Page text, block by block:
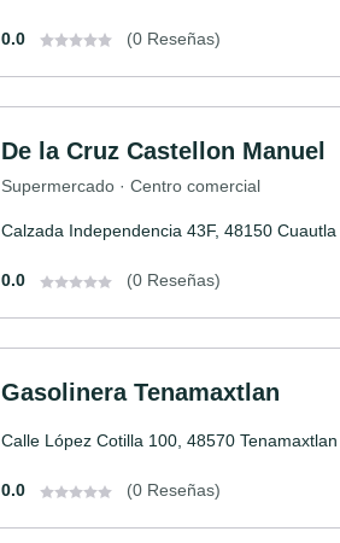
0.0 (0 Reseñas)
De la Cruz Castellon Manuel
Supermercado · Centro comercial
Calzada Independencia 43F, 48150 Cuautla
0.0 (0 Reseñas)
Gasolinera Tenamaxtlan
Calle López Cotilla 100, 48570 Tenamaxtlan
0.0 (0 Reseñas)